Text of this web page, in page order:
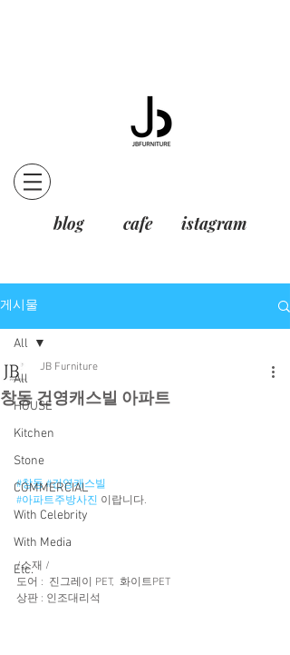
blog cafe istagram
게시물
All
HOUSE
Kitchen
Stone
COMMERCIAL
With Celebrity
With Media
Etc.
All
창동 건영캐스빌 아파트
JB Furniture
#창동 #건영캐스빌
#아파트주방사진 이랍니다.
/소재 /
도어 :  진그레이 PET,  화이트PET
상판 : 인조대리석